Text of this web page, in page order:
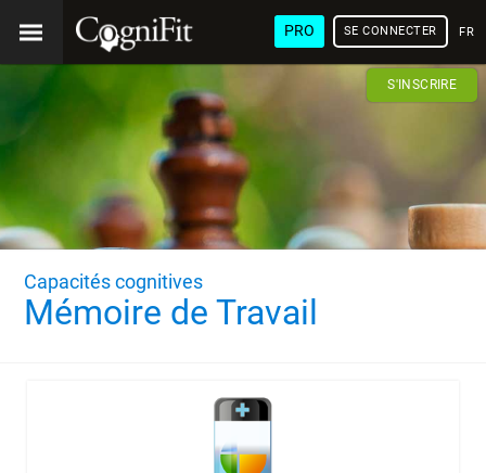
PRO SE CONNECTER
S'INSCRIRE
Capacités cognitives
Mémoire de Travail